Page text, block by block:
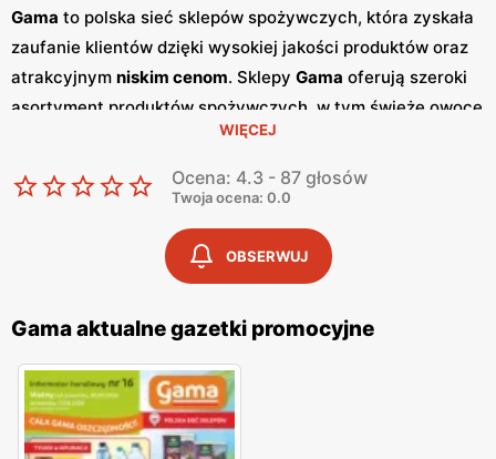
Gama to polska sieć sklepów spożywczych, która zyskała
zaufanie klientów dzięki wysokiej jakości produktów oraz
atrakcyjnym niskim cenom. Sklepy Gama oferują szeroki
asortyment produktów spożywczych, w tym świeże owoce
i warzywa, pieczywo, nabiał, mięso oraz artykuły
codziennego użytku. Klienci cenią sobie bogaty wybór
oraz częstepromocje, które umożliwiają oszczędności na
zakupach. Jednym z kluczowych elementów strategii
Gama są regularnie wydawane
Gazetkite prezentują najnowsze
specjalne oferty oraz sezonowe wyprzedaże, dzięki czemu
klienci mogą planować swoje zakupy i korzystać z
wyjątkowych okazji cenowych. Publikacje te są dostępne
zarówno w formie papierowej w sklepach, jak i online, co
umożliwia łatwy dostęp do aktualnych ofert. Sklepy
WIĘCEJ
Ocena: 4.3 - 87 głosów
Twoja ocena: 0.0
OBSERWUJ
Gama aktualne gazetki promocyjne